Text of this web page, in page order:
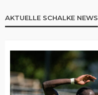
AKTUELLE SCHALKE NEWS